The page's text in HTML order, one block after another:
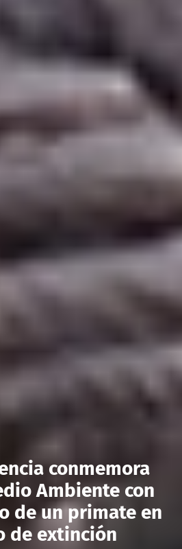
conmemora
Ambiente con
de un primate en
de extinción